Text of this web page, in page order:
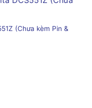
(Chưa kèm Pin &